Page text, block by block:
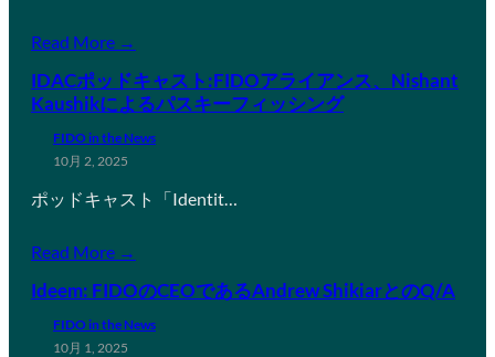
Read More →
IDACポッドキャスト:FIDOアライアンス、Nishant
Kaushikによるパスキーフィッシング
FIDO in the News
10月 2, 2025
ポッドキャスト「Identit…
Read More →
Ideem: FIDOのCEOであるAndrew ShikiarとのQ/A
FIDO in the News
10月 1, 2025